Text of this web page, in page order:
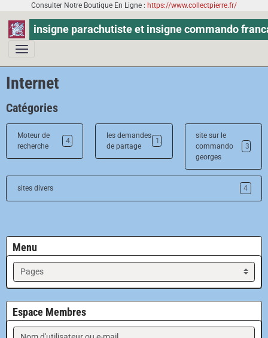
Consulter Notre Boutique En Ligne : https://www.collectpierre.fr/
insigne parachutiste et insigne commando
Internet
Catégories
Moteur de
recherche
4
les demandes
de partage
1
site sur le
commando
georges
sites divers 4
Menu
Espace Membres